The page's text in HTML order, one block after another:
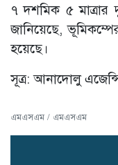
৭ দশমিক ৫ মাত্রার
জানিয়েছে,
হয়েছে।
সূত্র: আনাদোলু
এমএসএম / এমএসএম